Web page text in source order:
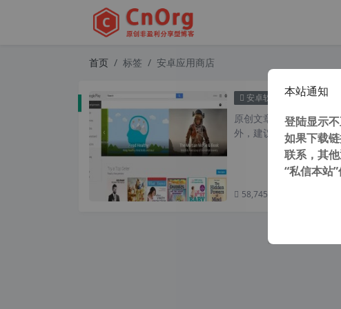
首页 标签 安卓应用商店
安卓软件 安卓应用下载网站
原创文章，转载请注明
外，建议避开晚上的访
58,745 次浏览
本站通知
登陆显示
如果下载
联系，其
“私信本站